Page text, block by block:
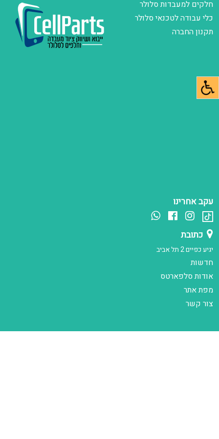
עקב אחרינו
כתובת
יגיע כפיים 2 תל אביב
חדשות
אודות סלפארטס
מפת אתר
צור קשר
חלקים למעבדות סלולר
כלי עבודה לטכנאי סלולר
תקנון החברה